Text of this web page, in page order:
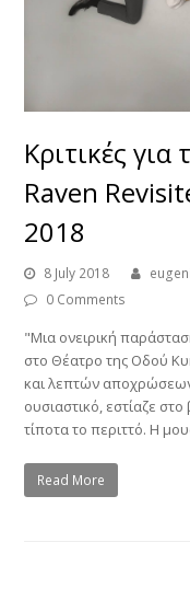
Κριτικές
Raven
2018
8 July 2018
0 Comments
"Μια ονειρική
στο Θέατρο της Οδού
και λεπτών αποχρώσεων
ουσιαστικό, εστίαζε
τίποτα το περιττό. Η
Read More